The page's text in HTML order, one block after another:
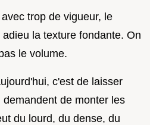
trop de vigueur, le
la texture fondante. On
le volume.
c'est de laisser
de monter les
du lourd, du dense, du